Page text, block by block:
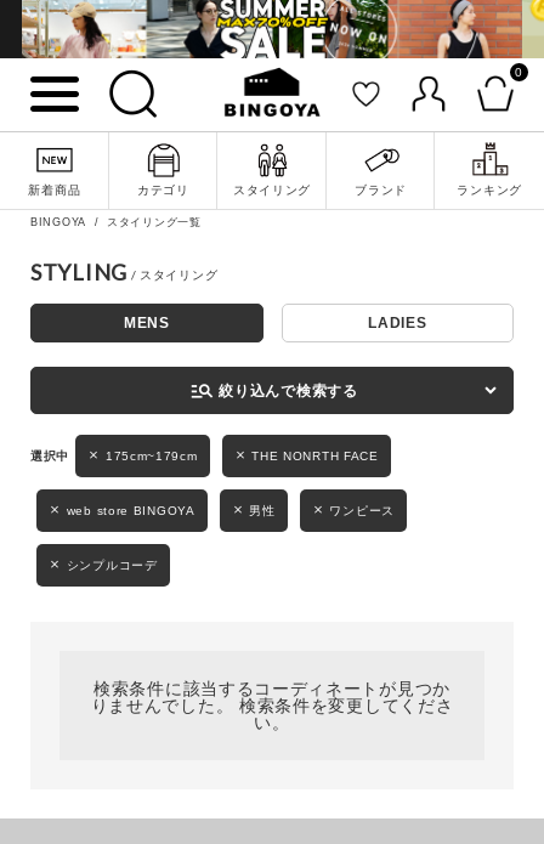
0
新着商品 カテゴリ スタイリング ブランド ランキング
詳細検索
性別
LADIES
カテゴリ
BINGOYA スタイリング一覧
STYLING
MENS LADIES
manage_search 絞り込んで検索する
175cm~179cm THE NONRTH FACE
web store BINGOYA 男性 ワンピース
シンプルコーデ
検索条件に該当するコーディネートが見つか
りませんでした。 検索条件を変更してくださ
い。